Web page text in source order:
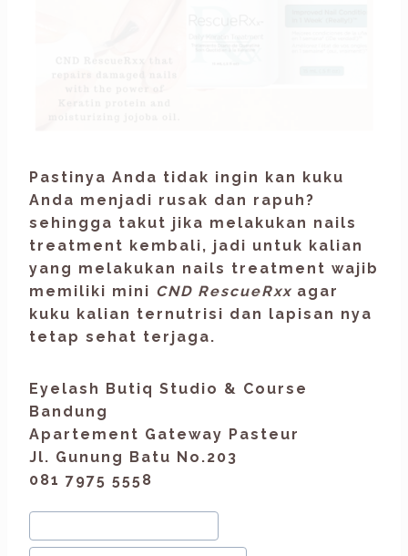
Pastinya Anda tidak ingin kan kuku
Anda menjadi rusak dan rapuh?
sehingga takut jika melakukan nails
treatment kembali, jadi untuk kalian
yang melakukan nails treatment wajib
memiliki mini CND RescueRxx agar
kuku kalian ternutrisi dan lapisan nya
tetap sehat terjaga.
Eyelash Butiq Studio & Course
Bandung
Apartement Gateway Pasteur
Jl. Gunung Batu No.203
081 7975 5558